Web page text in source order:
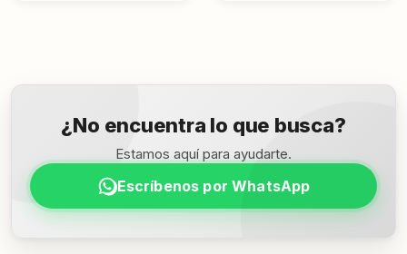
¿No encuentra lo que busca?
Estamos aquí para ayudarte.
Escríbenos por WhatsApp